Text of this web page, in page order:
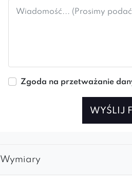
Zgoda na przetważanie
WYŚLIJ
Wymiary